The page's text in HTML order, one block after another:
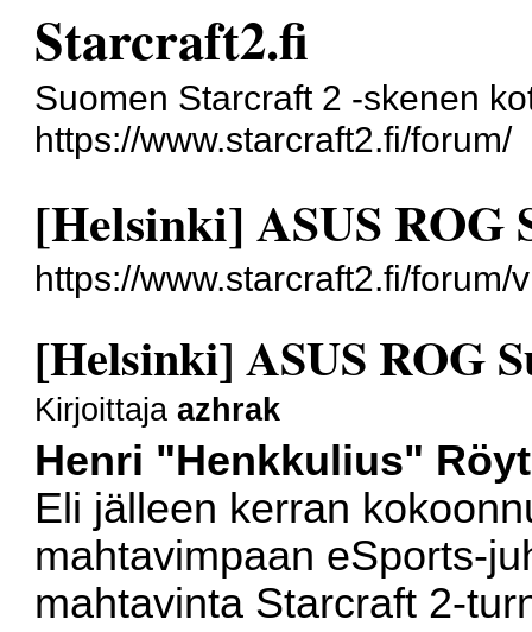
Starcraft2.fi
Suomen Starcraft 2 -skenen
https://www.starcraft2.fi/forum/
[Helsinki] ASUS ROG
https://www.starcraft2.fi/
[Helsinki] ASUS ROG
Kirjoittajaazhrak
Henri "Henkkulius"
Eli jälleen kerran
mahtavimpaan eSports-
mahtavinta Starcraft 2-